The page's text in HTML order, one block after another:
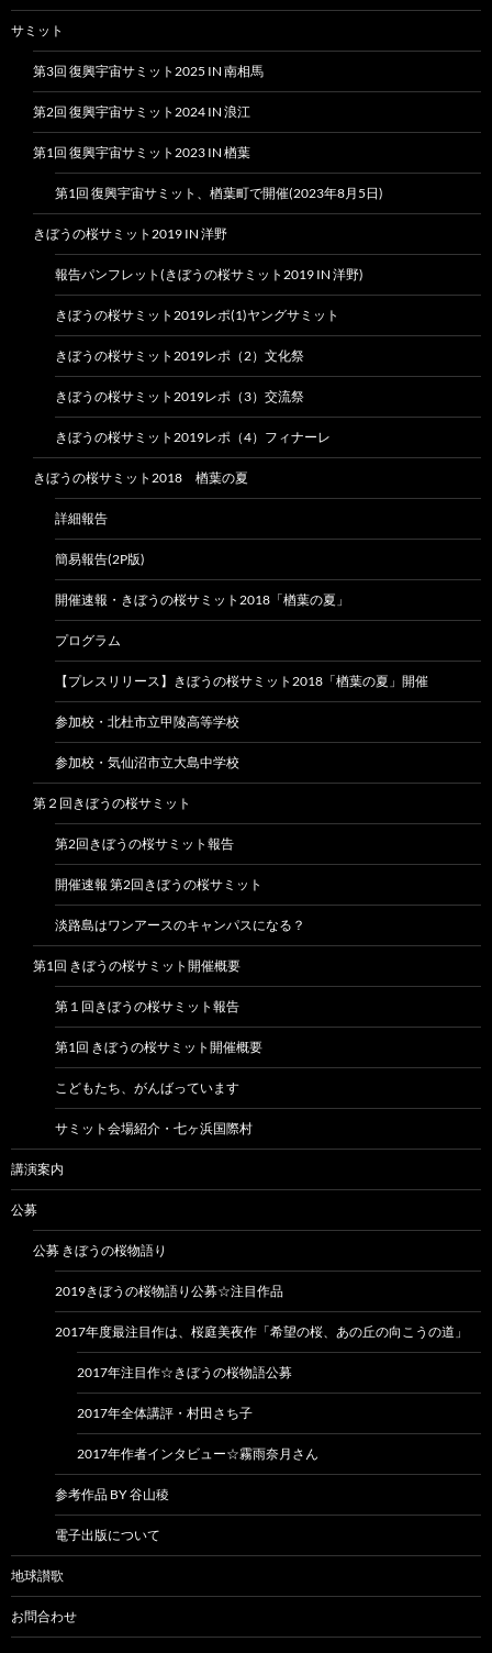
サミット
第3回 復興宇宙サミット2025 IN 南相馬
第2回 復興宇宙サミット2024 IN 浪江
第1回 復興宇宙サミット2023 IN 楢葉
第1回 復興宇宙サミット、楢葉町で開催(2023年8月5日)
きぼうの桜サミット2019 IN 洋野
報告パンフレット(きぼうの桜サミット2019 IN 洋野)
きぼうの桜サミット2019レポ(1)ヤングサミット
きぼうの桜サミット2019レポ（2）文化祭
きぼうの桜サミット2019レポ（3）交流祭
きぼうの桜サミット2019レポ（4）フィナーレ
きぼうの桜サミット2018 楢葉の夏
詳細報告
簡易報告(2P版)
開催速報・きぼうの桜サミット2018「楢葉の夏」
プログラム
【プレスリリース】きぼうの桜サミット2018「楢葉の夏」開催
参加校・北杜市立甲陵高等学校
参加校・気仙沼市立大島中学校
第２回きぼうの桜サミット
第2回きぼうの桜サミット報告
開催速報 第2回きぼうの桜サミット
淡路島はワンアースのキャンパスになる？
第1回 きぼうの桜サミット開催概要
第１回きぼうの桜サミット報告
第1回 きぼうの桜サミット開催概要
こどもたち、がんばっています
サミット会場紹介・七ヶ浜国際村
講演案内
公募
公募 きぼうの桜物語り
2019きぼうの桜物語り公募☆注目作品
2017年度最注目作は、桜庭美夜作「希望の桜、あの丘の向こうの道」
2017年注目作☆きぼうの桜物語公募
2017年全体講評・村田さち子
2017年作者インタビュー☆霧雨奈月さん
参考作品 BY 谷山稜
電子出版について
地球讃歌
お問合わせ